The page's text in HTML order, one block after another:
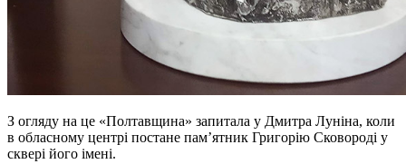
З огляду на це «Полтавщина» запитала у Дмитра Луніна, коли
в обласному центрі постане пам’ятник Григорію Сковороді у
сквері його імені.